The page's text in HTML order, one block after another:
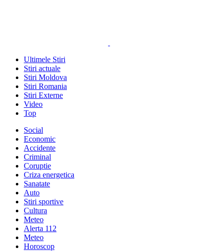
Ultimele Stiri
Stiri actuale
Stiri Moldova
Stiri Romania
Stiri Externe
Video
Top
Social
Economic
Accidente
Criminal
Coruptie
Criza energetica
Sanatate
Auto
Stiri sportive
Cultura
Meteo
Alerta 112
Meteo
Horoscop